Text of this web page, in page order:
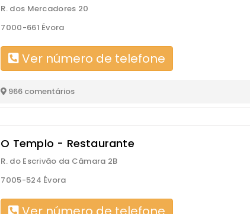
R. dos Mercadores 20
7000-661 Évora
Ver número de telefone
966 comentários
O Templo - Restaurante
R. do Escrivão da Câmara 2B
7005-524 Évora